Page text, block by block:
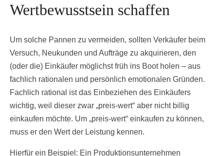
Wertbewusstsein schaffen
Um solche Pannen zu vermeiden, sollten Verkäufer beim
Versuch, Neukunden und Aufträge zu akquirieren, den
(oder die) Einkäufer möglichst früh ins Boot holen – aus
fachlich rationalen und persönlich emotionalen Gründen.
Fachlich rational ist das Einbeziehen des Einkäufers
wichtig, weil dieser zwar „preis-wert“ aber nicht billig
einkaufen möchte. Um „preis-wert“ einkaufen zu können,
muss er den Wert der Leistung kennen.
Hierfür ein Beispiel: Ein Produktionsunternehmen